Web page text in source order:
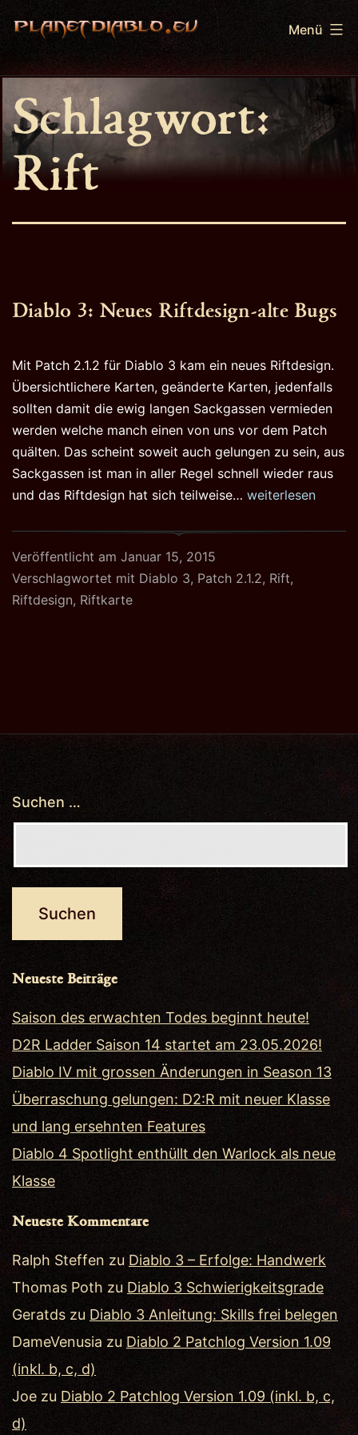
Inhalt
PlanetDiablo.eu
Menü
Schlagwort:
Rift
Diablo 3: Neues Riftdesign-alte Bugs
Mit Patch 2.1.2 für Diablo 3 kam ein neues Riftdesign.
Übersichtlichere Karten, geänderte Karten, jedenfalls
sollten damit die ewig langen Sackgassen vermieden
werden welche manch einen von uns vor dem Patch
quälten. Das scheint soweit auch gelungen zu sein, aus
Sackgassen ist man in aller Regel schnell wieder raus
und das Riftdesign hat sich teilweise… Diablo
Neues
alte
weiterlesen
Veröffentlicht am Januar 15, 2015
Verschlagwortet mit Diablo 3, Patch 2.1.2, Rift,
Riftdesign, Riftkarte
Suchen …
Neueste Beiträge
Saison des erwachten Todes beginnt heute!
D2R Ladder Saison 14 startet am 23.05.2026!
Diablo IV mit grossen Änderungen in Season 13
Überraschung gelungen: D2:R mit neuer Klasse
und lang ersehnten Features
Diablo 4 Spotlight enthüllt den Warlock als neue
Klasse
Neueste Kommentare
Ralph Steffen zu Diablo 3 – Erfolge: Handwerk
Thomas Poth zu Diablo 3 Schwierigkeitsgrade
Geratds zu Diablo 3 Anleitung: Skills frei belegen
DameVenusia zu Diablo 2 Patchlog Version 1.09
(inkl. b, c, d)
Joe zu Diablo 2 Patchlog Version 1.09 (inkl. b, c,
d)